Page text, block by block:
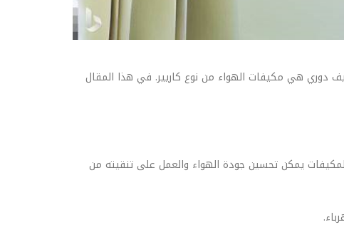
دوري هي مكيفات الهواء من نوع كاريير. في هذا المقال
يمكن تحسين جودة الهواء والعمل على تنقيته من